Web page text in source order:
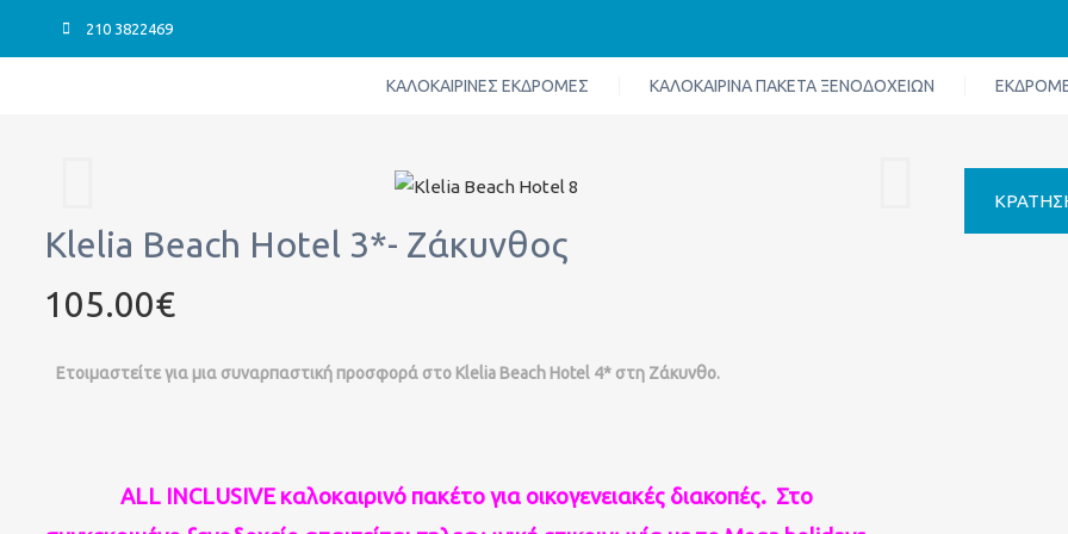
210 3822469
ΚΑΛΟΚΑΙΡΙΝΈΣ ΕΚΔΡΟΜΈΣ ΚΑΛΟΚΑΙΡΙΝΆ ΠΑΚΈΤΑ ΞΕΝΟΔΟΧΕΊΩΝ
Klelia Beach Hotel 3*- Ζάκυνθος
105.00€
Ετοιμαστείτε για μια συναρπαστική προσφορά στο Klelia Beach Hotel 4* στη Ζάκυνθο.
ALL INCLUSIVE καλοκαιρινό πακέτο για οικογενειακές διακοπές. Στο